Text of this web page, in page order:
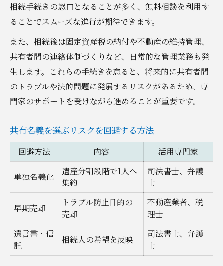
相続手続きの窓口となることが多く、無料相談を利用す
ることでスムーズな進行が期待できます。
また、相続後は固定資産税の納付や不動産の維持管理、
共有者間の連絡体制づくりなど、日常的な管理業務も発
生します。これらの手続きを怠ると、将来的に共有者間
のトラブルや法的問題に発展するリスクがあるため、専
門家のサポートを受けながら進めることが重要です。
共有名義を選ぶリスクを回避する方法
回避方法 内容 活用専門家
単独名義化
遺産分割段階で1人へ
集約
司法書士、弁護
士
早期売却
トラブル防止目的の
売却
不動産業者、税
理士
遺言書・信
託
相続人の希望を反映
司法書士、弁護
士